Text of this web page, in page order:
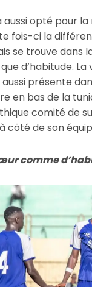
aussi opté pour
fois-ci la
se trouve dans
d’habitude. La
présente
en bas de la
comité de
côté de son
comme